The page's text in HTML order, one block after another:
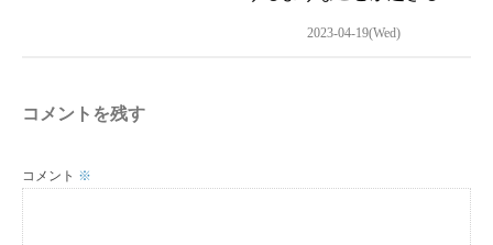
2023-04-19(Wed)
コメントを残す
コメント ※